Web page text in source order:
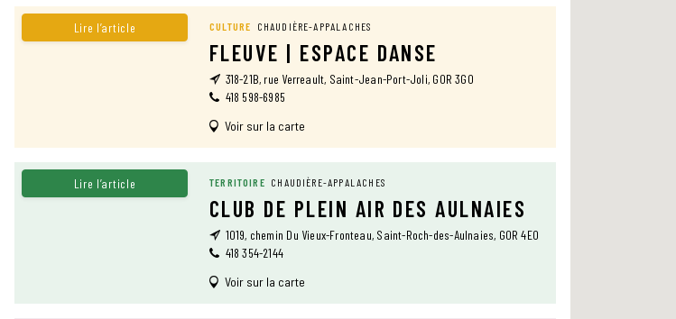
Lire l’article CULTURE CHAUDIÈRE-APPALACHES
FLEUVE | ESPACE DANSE
318-21B, rue Verreault, Saint-Jean-Port-Joli, G0R 3G0
418 598-6985
Voir sur la carte
Lire l’article TERRITOIRE CHAUDIÈRE-APPALACHES
CLUB DE PLEIN AIR DES AULNAIES
1019, chemin Du Vieux-Fronteau, Saint-Roch-des-Aulnaies, G0R 4E0
418 354-2144
Voir sur la carte